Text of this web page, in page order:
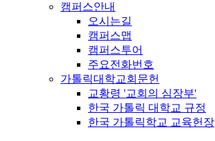
캠퍼스안내
오시는길
캠퍼스맵
캠퍼스투어
주요전화번호
가톨릭대학교회문헌
교황령 '교회의 심장부'
한국 가톨릭 대학교 규정
한국 가톨릭학교 교육헌장